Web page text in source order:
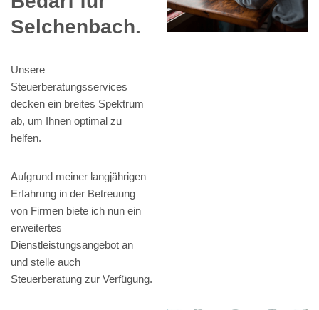
Selchenbach.
Unsere
Steuerberatungsservices
decken ein breites Spektrum
ab, um Ihnen optimal zu
helfen.
Aufgrund meiner langjährigen
Erfahrung in der Betreuung
von Firmen biete ich nun ein
erweitertes
Dienstleistungsangebot an
und stelle auch
Steuerberatung zur Verfügung.